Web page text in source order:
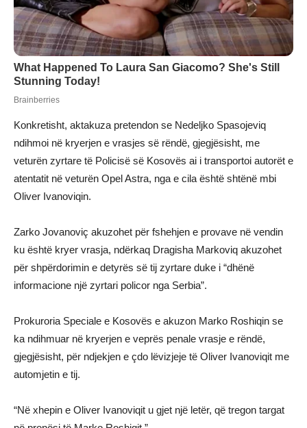
Konkretisht, aktakuza pretendon se Nedeljko Spasojeviq
ndihmoi në kryerjen e vrasjes së rëndë, gjegjësisht, me
veturën zyrtare të Policisë së Kosovës ai i transportoi autorët e
atentatit në veturën Opel Astra, nga e cila është shtënë mbi
Oliver Ivanoviqin.
Zarko Jovanoviç akuzohet për fshehjen e provave në vendin
ku është kryer vrasja, ndërkaq Dragisha Markoviq akuzohet
për shpërdorimin e detyrës së tij zyrtare duke i “dhënë
informacione një zyrtari policor nga Serbia”.
Prokuroria Speciale e Kosovës e akuzon Marko Roshiqin se
ka ndihmuar në kryerjen e veprës penale vrasje e rëndë,
gjegjësisht, për ndjekjen e çdo lëvizjeje të Oliver Ivanoviqit me
automjetin e tij.
“Në xhepin e Oliver Ivanoviqit u gjet një letër, që tregon targat